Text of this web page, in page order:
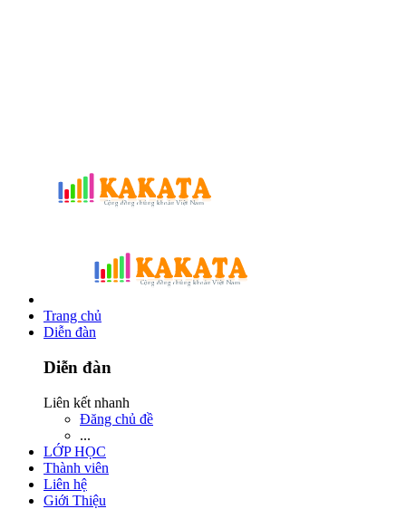
Trang chủ
Diễn đàn
Diễn đàn
Liên kết nhanh
Đăng chủ đề
...
LỚP HỌC
Thành viên
Liên hệ
Giới Thiệu